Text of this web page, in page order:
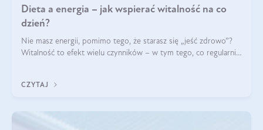
Dieta a energia – jak wspierać witalność na co
dzień?
Nie masz energii, pomimo tego, że starasz się „jeść zdrowo”?
Witalność to efekt wielu czynników – w tym tego, co regularnie
CZYTAJ